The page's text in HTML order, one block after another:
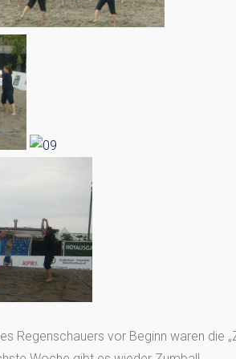
Regenschauers vor Beginn waren die